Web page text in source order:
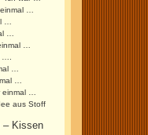
…
…
…
…
…
…
…
aus Stoff
– Kissen